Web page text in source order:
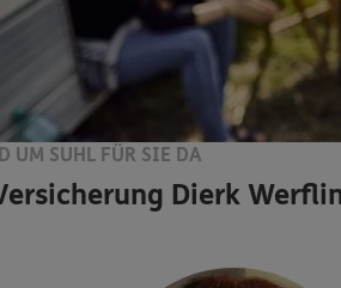
UM SUHL FÜR SIE DA
Dierk